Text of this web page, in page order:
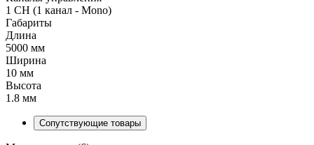
1 CH (1 канал - Mono)
Габариты
Длина
5000 мм
Ширина
10 мм
Высота
1.8 мм
Сопутствующие товары